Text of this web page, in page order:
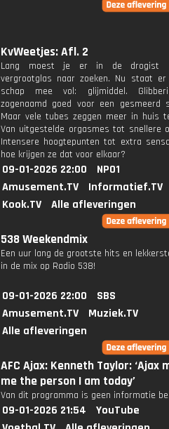
KvWeetjes: Afl. 2
Lang moest je er in de drogist
vergrootglas naar zoeken. Nu staat
schap mee vol: glijmiddel.
zogenaamd goed voor een gesmeerd
Maar vele tubes zeggen meer in huis
Van uitgestelde orgasmes tot snellere
Intensere hoogtepunten tot extra
hoe krijgen ze dat voor elkaar?
09-01-2026 22:00
NPO1
Amusement.TV
Informatief.TV
Kook.TV
Alle afleveringen
538 Weekendmix
Een uur lang de grootste hits en
in de mix op Radio 538!
09-01-2026 22:00
SBS
Amusement.TV
Muziek.TV
Alle afleveringen
AFC Ajax: Kenneth Taylor: ‘Ajax
me the person I am today’
Van dit programma is geen informatie
09-01-2026 21:54
YouTube